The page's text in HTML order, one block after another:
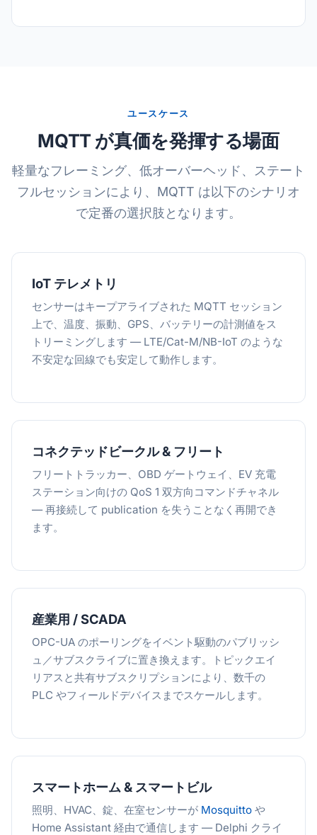
ユースケース
MQTT が真価を発揮する場面
軽量なフレーミング、低オーバーヘッド、ステート
フルセッションにより、MQTT は以下のシナリオ
で定番の選択肢となります。
IoT テレメトリ
センサーはキープアライブされた MQTT セッション
上で、温度、振動、GPS、バッテリーの計測値をス
トリーミングします — LTE/Cat-M/NB-IoT のような
不安定な回線でも安定して動作します。
コネクテッドビークル & フリート
フリートトラッカー、OBD ゲートウェイ、EV 充電
ステーション向けの QoS 1 双方向コマンドチャネル
— 再接続して publication を失うことなく再開でき
ます。
産業用 / SCADA
OPC-UA のポーリングをイベント駆動のパブリッシ
ュ／サブスクライブに置き換えます。トピックエイ
リアスと共有サブスクリプションにより、数千の
PLC やフィールドデバイスまでスケールします。
スマートホーム & スマートビル
照明、HVAC、錠、在室センサーが Mosquitto や
Home Assistant 経由で通信します — Delphi クライ